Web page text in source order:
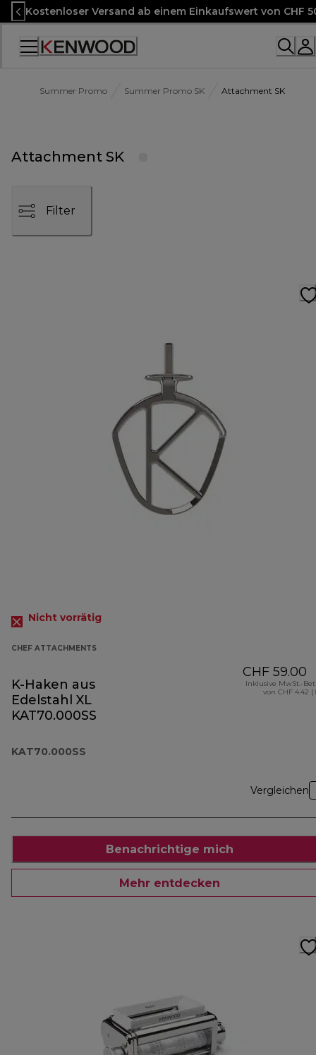
Skip
to
Content
Kostenloser Versand ab einem Einkaufswert von CHF
Accessibility
Summer Promo Summer Promo SK Attachment SK
Attachment SK
Filter
Nicht vorrätig
CHEF ATTACHMENTS
K-Haken aus
Edelstahl XL
KAT70.000SS
KAT70.000SS
CHF 59.00
Inklusive MwSt.-
von CHF 4.42 (
Vergleichen
Benachrichtige mich
Mehr entdecken